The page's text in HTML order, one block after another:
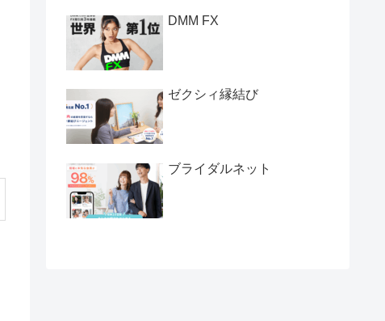
DMM FX
ゼクシィ縁結び
ブライダルネット